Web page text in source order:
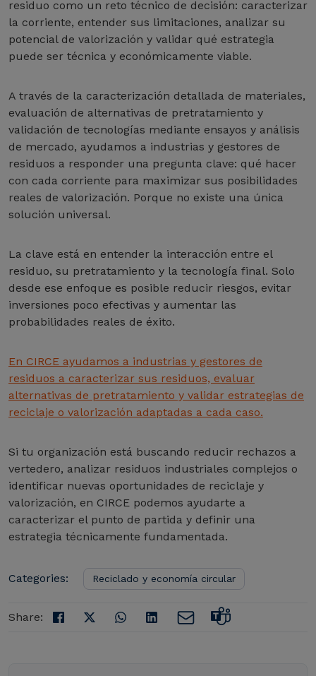
residuo como un reto técnico de decisión: caracterizar
la corriente, entender sus limitaciones, analizar su
potencial de valorización y validar qué estrategia
puede ser técnica y económicamente viable.
A través de la caracterización detallada de materiales,
evaluación de alternativas de pretratamiento y
validación de tecnologías mediante ensayos y análisis
de mercado, ayudamos a industrias y gestores de
residuos a responder una pregunta clave: qué hacer
con cada corriente para maximizar sus posibilidades
reales de valorización. Porque no existe una única
solución universal.
La clave está en entender la interacción entre el
residuo, su pretratamiento y la tecnología final. Solo
desde ese enfoque es posible reducir riesgos, evitar
inversiones poco efectivas y aumentar las
probabilidades reales de éxito.
En CIRCE ayudamos a industrias y gestores de
residuos a caracterizar sus residuos, evaluar
alternativas de pretratamiento y validar estrategias de
reciclaje o valorización adaptadas a cada caso.
Si tu organización está buscando reducir rechazos a
vertedero, analizar residuos industriales complejos o
identificar nuevas oportunidades de reciclaje y
valorización, en CIRCE podemos ayudarte a
caracterizar el punto de partida y definir una
estrategia técnicamente fundamentada.
Categories: Reciclado y economía circular
Share: